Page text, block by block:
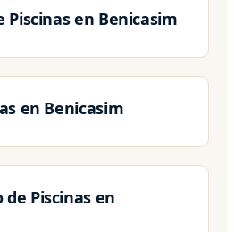
Piscinas en Benicasim
en Benicasim
Piscinas en